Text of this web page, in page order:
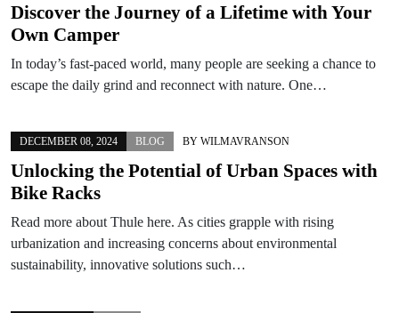
Discover the Journey of a Lifetime with Your
Own Camper
In today’s fast-paced world, many people are seeking a chance to
escape the daily grind and reconnect with nature. One…
DECEMBER 08, 2024 BLOG BY WILMAVRANSON
Unlocking the Potential of Urban Spaces with
Bike Racks
Read more about Thule here. As cities grapple with rising
urbanization and increasing concerns about environmental
sustainability, innovative solutions such…